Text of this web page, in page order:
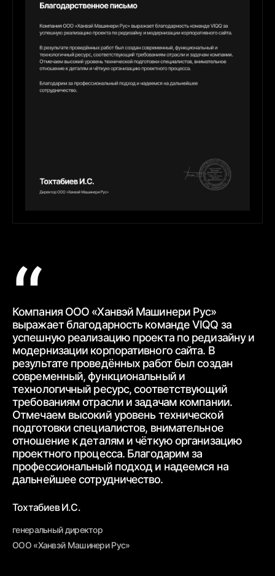
Компания ООО «Ханвэй Машинери Рус»
выражает благодарностькоманде VIQQ за
успешную реализацию проекта по редизайну и
модернизации корпоративного сайта. В
результате проведённых работ был создан
современный,функциональный и
технологичный ресурс, соответствующий
требованиямотрасли и задачам компании.
Отмечаем высокий уровень технической
подготовки специалистов, внимательное
отношение к деталям и чёткуюорганизацию
проектного процесса. Благодарим за
профессиональный подход и надеемся на
дальнейшеесотрудничество.
Тохтабиев И.С.
генеральный директор
ООО «Ханвэй Машинери Рус»